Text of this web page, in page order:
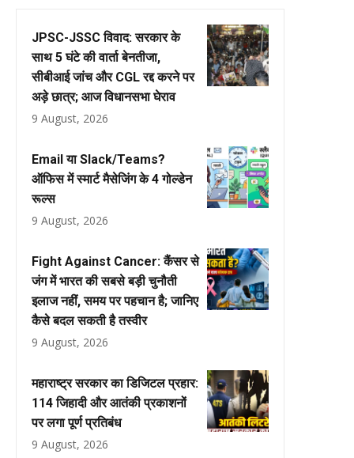
JPSC-JSSC विवाद: सरकार के
साथ 5 घंटे की वार्ता बेनतीजा,
सीबीआई जांच और CGL रद्द करने पर
अड़े छात्र; आज विधानसभा घेराव
9 August, 2026
Email या Slack/Teams?
ऑफिस में स्मार्ट मैसेजिंग के 4 गोल्डेन
रूल्स
9 August, 2026
Fight Against Cancer: कैंसर से
जंग में भारत की सबसे बड़ी चुनौती
इलाज नहीं, समय पर पहचान है; जानिए
कैसे बदल सकती है तस्वीर
9 August, 2026
महाराष्ट्र सरकार का डिजिटल प्रहार:
114 जिहादी और आतंकी प्रकाशनों
पर लगा पूर्ण प्रतिबंध
9 August, 2026